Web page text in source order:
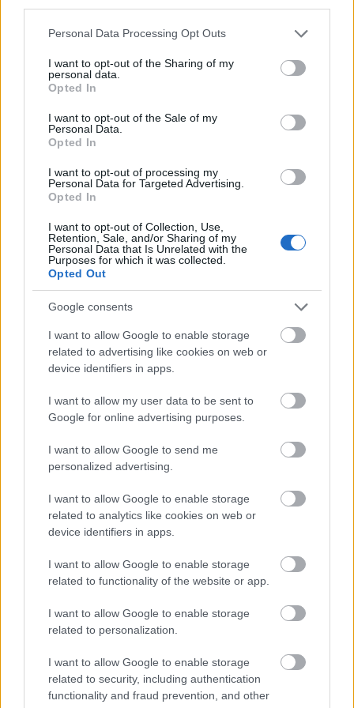
Please note that this website/app uses one or more Google
not limited to your visit or usage behaviour. You may click to
grant or deny consent to Google and its third-party tags to
use your data for below specified purposes in below Google
consent section.
Personal Data Processing Opt Outs
I want to opt-out of the Sharing of my
personal data.
Opted In
I want to opt-out of the Sale of my
Personal Data.
Opted In
I want to opt-out of processing my
Personal Data for Targeted Advertising.
Opted In
I want to opt-out of Collection, Use,
Retention, Sale, and/or Sharing of my
Personal Data that Is Unrelated with the
Purposes for which it was collected.
Opted Out
Google consents
I want to allow Google to enable storage
related to advertising like cookies on web or
device identifiers in apps.
I want to allow my user data to be sent to
Google for online advertising purposes.
I want to allow Google to send me
personalized advertising.
I want to allow Google to enable storage
related to analytics like cookies on web or
device identifiers in apps.
I want to allow Google to enable storage
related to functionality of the website or app.
I want to allow Google to enable storage
related to personalization.
I want to allow Google to enable storage
related to security, including authentication
functionality and fraud prevention, and other
PÉNZÜGY
Magyarországon és Szlovákiában már
Nemzetközi Banki Divíziójának új
ügyfelek igényeihez igazodó rugalmasabb
kiszolgálást az Olaszországban már több,
mint 50 éves tapasztalattal működő
Fideuram-modell alapján - derül ki a CIB
közleményéből.
A tervek szerint ezt az új tanácsadói hálózatot
a 2026–29-es üzleti tervidőszak végére a
divízió további országaira (Horvátország,
Szerbia, Szlovénia, Románia, Albánia, Bosznia-
Hercegovina, Moldova, Ukrajna, Cseh
Sanpaolo vezérigazgatója, Carlo Messina által
Továbbá az Intesa Sanpaolo Csoport Közép-
Kelet-Európában és Egyiptomban megújítja
prémium ügyfeleknek szóló tanácsadási